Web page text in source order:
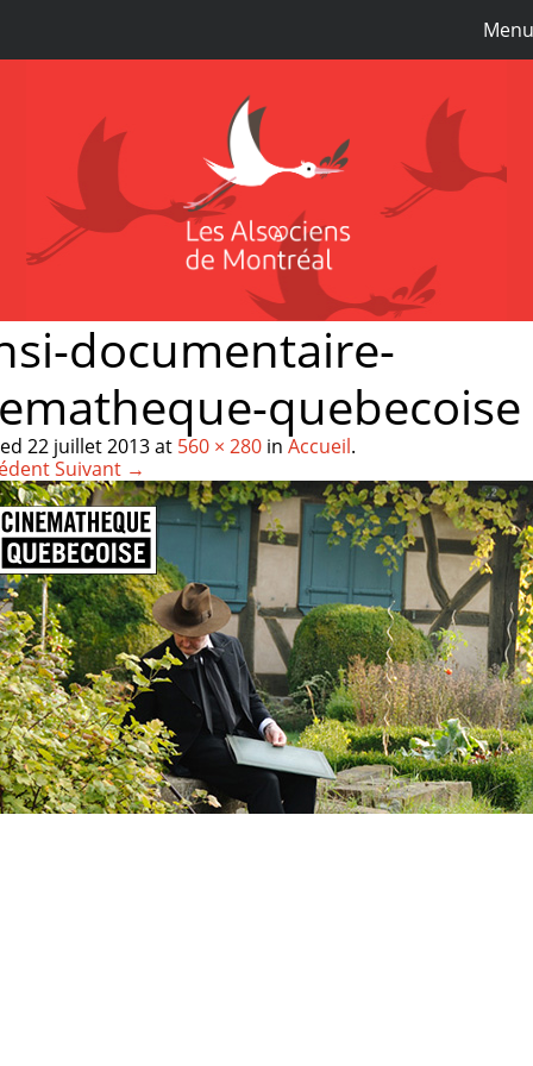
Menu
documentaire-
quebecoise
22 juillet 2013at 560 × 280 in Accueil.
Suivant →